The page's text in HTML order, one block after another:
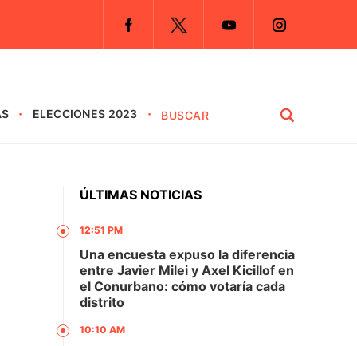
ELECCIONES 2023
ÚLTIMAS NOTICIAS
12:51 PM
Una encuesta expuso la diferencia
entre Javier Milei y Axel Kicillof en
el Conurbano: cómo votaría cada
distrito
10:10 AM